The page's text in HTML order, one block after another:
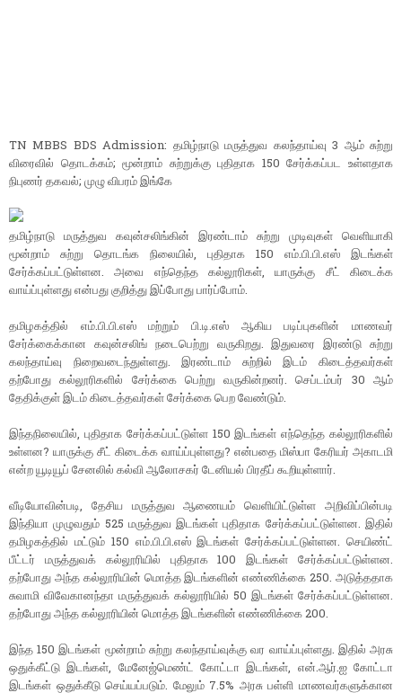
TN MBBS BDS Admission: தமிழ்நாடு மருத்துவ கலந்தாய்வு 3 ஆம் சுற்று
விரைவில் தொடக்கம்; மூன்றாம் சுற்றுக்கு புதிதாக 150 சேர்க்கப்பட உள்ளதாக
நிபுணர் தகவல்; முழு விபரம் இங்கே
தமிழ்நாடு மருத்துவ கவுன்சலிங்கின் இரண்டாம் சுற்று முடிவுகள் வெளியாகி
மூன்றாம் சுற்று தொடங்க நிலையில், புதிதாக 150 எம்.பி.பி.எஸ் இடங்கள்
சேர்க்கப்பட்டுள்ளன. அவை எந்தெந்த கல்லூரிகள், யாருக்கு சீட் கிடைக்க
வாய்ப்புள்ளது என்பது குறித்து இப்போது பார்ப்போம்.
தமிழகத்தில் எம்.பி.பி.எஸ் மற்றும் பி.டி.எஸ் ஆகிய படிப்புகளின் மாணவர்
சேர்க்கைக்கான கவுன்சலிங் நடைபெற்று வருகிறது. இதுவரை இரண்டு சுற்று
கலந்தாய்வு நிறைவடைந்துள்ளது. இரண்டாம் சுற்றில் இடம் கிடைத்தவர்கள்
தற்போது கல்லூரிகளில் சேர்க்கை பெற்று வருகின்றனர். செப்டம்பர் 30 ஆம்
தேதிக்குள் இடம் கிடைத்தவர்கள் சேர்க்கை பெற வேண்டும்.
இந்தநிலையில், புதிதாக சேர்க்கப்பட்டுள்ள 150 இடங்கள் எந்தெந்த கல்லூரிகளில்
உள்ளன? யாருக்கு சீட் கிடைக்க வாய்ப்புள்ளது? என்பதை மிஸ்பா கேரியர் அகாடமி
என்ற யூடியூப் சேனலில் கல்வி ஆலோசகர் டேனியல் பிரதீப் கூறியுள்ளார்.
வீடியோவின்படி, தேசிய மருத்துவ ஆணையம் வெளியிட்டுள்ள அறிவிப்பின்படி
இந்தியா முழுவதும் 525 மருத்துவ இடங்கள் புதிதாக சேர்க்கப்பட்டுள்ளன. இதில்
தமிழகத்தில் மட்டும் 150 எம்.பி.பி.எஸ் இடங்கள் சேர்க்கப்பட்டுள்ளன. செயிண்ட்
பீட்டர் மருத்துவக் கல்லூரியில் புதிதாக 100 இடங்கள் சேர்க்கப்பட்டுள்ளன.
தற்போது அந்த கல்லூரியின் மொத்த இடங்களின் எண்ணிக்கை 250. அடுத்ததாக
சுவாமி விவேகானந்தா மருத்துவக் கல்லூரியில் 50 இடங்கள் சேர்க்கப்பட்டுள்ளன.
தற்போது அந்த கல்லூரியின் மொத்த இடங்களின் எண்ணிக்கை 200.
இந்த 150 இடங்கள் மூன்றாம் சுற்று கலந்தாய்வுக்கு வர வாய்ப்புள்ளது. இதில் அரசு
ஒதுக்கீட்டு இடங்கள், மேனேஜ்மெண்ட் கோட்டா இடங்கள், என்.ஆர்.ஐ கோட்டா
இடங்கள் ஒதுக்கீடு செய்யப்படும். மேலும் 7.5% அரசு பள்ளி மாணவர்களுக்கான